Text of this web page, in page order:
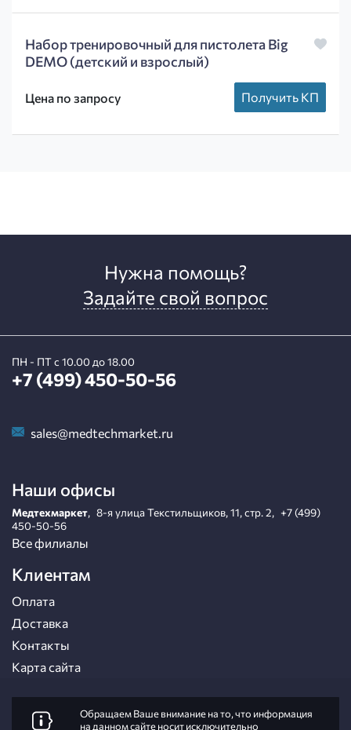
Набор тренировочный для пистолета Big
DEMO (детский и взрослый)
Цена по запросу Получить КП
Нужна помощь?
Задайте свой вопрос
ПН - ПТ с 10.00 до 18.00
+7 (499) 450-50-56
sales@medtechmarket.ru
Наши офисы
Медтехмаркет, 8-я улица Текстильщиков, 11, стр. 2, +7 (499)
450-50-56
Все филиалы
Клиентам
Оплата
Доставка
Контакты
Карта сайта
Обращаем Ваше внимание на то, что информация
на данном сайте носит исключительно